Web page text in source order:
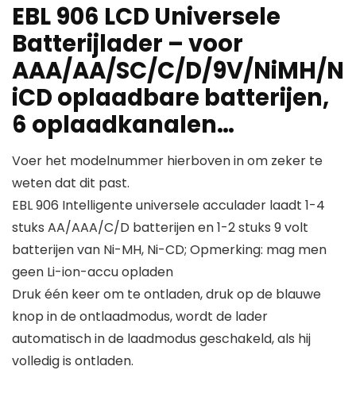
EBL 906 LCD Universele
Batterijlader – voor
AAA/AA/SC/C/D/9V/NiMH/N
iCD oplaadbare batterijen,
6 oplaadkanalen…
Voer het modelnummer hierboven in om zeker te
weten dat dit past.
EBL 906 Intelligente universele acculader laadt 1-4
stuks AA/AAA/C/D batterijen en 1-2 stuks 9 volt
batterijen van Ni-MH, Ni-CD; Opmerking: mag men
geen Li-ion-accu opladen
Druk één keer om te ontladen, druk op de blauwe
knop in de ontlaadmodus, wordt de lader
automatisch in de laadmodus geschakeld, als hij
volledig is ontladen.